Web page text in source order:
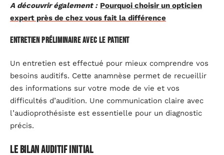
A découvrir également : Pourquoi choisir un opticien
expert près de chez vous fait la différence
Entretien préliminaire avec le patient
Un entretien est effectué pour mieux comprendre vos
besoins auditifs. Cette anamnèse permet de recueillir
des informations sur votre mode de vie et vos
difficultés d’audition. Une communication claire avec
l’audioprothésiste est essentielle pour un diagnostic
précis.
Le bilan auditif initial